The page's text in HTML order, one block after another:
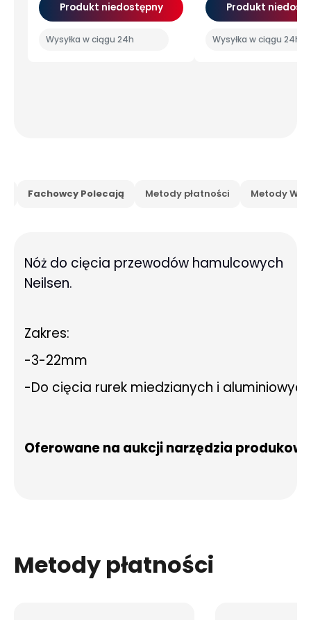
Produkt niedostępny
Wysyłka w ciągu 24h
Produkt
Wysyłka w ciągu 24h
Fachowcy Polecają Metody płatności Metody
Nóż do cięcia przewodów hamulcowych
Neilsen.
Zakres:
-3-22mm
-Do cięcia rurek miedzianych i aluminiowych
Oferowane na aukcji narzędzia
Metody płatności